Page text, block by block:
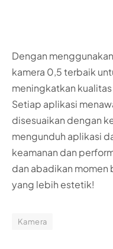
Dengan
kamera 0,5 terbaik
meningkatkan
Setiap aplikasi
disesuaikan dengan
mengunduh aplikasi
keamanan dan
dan abadikan momen
yang lebih estetik!
Kamera